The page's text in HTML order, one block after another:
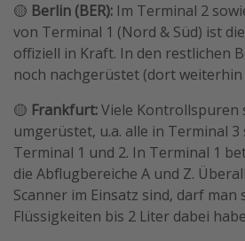
🟡 Berlin (BER): Im Terminal 2
von Terminal 1 (Nord & Süd) ist
offiziell in Kraft. In den restlichen
noch nachgerüstet (dort weiterhin
🟡 Frankfurt:Viele Kontrollspuren
umgerüstet, u.a. alle in Terminal 3
Terminal 1 und 2. In Terminal 1
die Abflugbereiche A und Z.
Scanner im Einsatz sind, darf man
Flüssigkeiten bis 2 Liter dabei